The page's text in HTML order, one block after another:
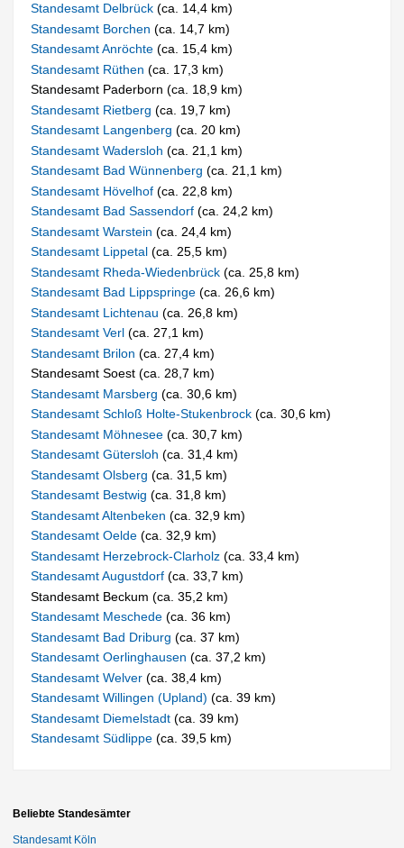
Standesamt Delbrück(ca. 14,4 km)
Standesamt Borchen(ca. 14,7 km)
Standesamt Anröchte(ca. 15,4 km)
Standesamt Rüthen(ca. 17,3 km)
Standesamt Paderborn (ca. 18,9 km)
Standesamt Rietberg(ca. 19,7 km)
Standesamt Langenberg(ca. 20 km)
Standesamt Wadersloh(ca. 21,1 km)
Standesamt Bad Wünnenberg(ca. 21,1 km)
Standesamt Hövelhof(ca. 22,8 km)
Standesamt Bad Sassendorf(ca. 24,2 km)
Standesamt Warstein(ca. 24,4 km)
Standesamt Lippetal(ca. 25,5 km)
Standesamt Rheda-Wiedenbrück(ca. 25,8 km)
Standesamt Bad Lippspringe(ca. 26,6 km)
Standesamt Lichtenau(ca. 26,8 km)
Standesamt Verl(ca. 27,1 km)
Standesamt Brilon(ca. 27,4 km)
Standesamt Soest (ca. 28,7 km)
Standesamt Marsberg(ca. 30,6 km)
Standesamt Schloß Holte-Stukenbrock(ca. 30,6 km)
Standesamt Möhnesee(ca. 30,7 km)
Standesamt Gütersloh(ca. 31,4 km)
Standesamt Olsberg(ca. 31,5 km)
Standesamt Bestwig(ca. 31,8 km)
Standesamt Altenbeken(ca. 32,9 km)
Standesamt Oelde(ca. 32,9 km)
Standesamt Herzebrock-Clarholz(ca. 33,4 km)
Standesamt Augustdorf(ca. 33,7 km)
Standesamt Beckum (ca. 35,2 km)
Standesamt Meschede(ca. 36 km)
Standesamt Bad Driburg(ca. 37 km)
Standesamt Oerlinghausen(ca. 37,2 km)
Standesamt Welver(ca. 38,4 km)
Standesamt Willingen (Upland)(ca. 39 km)
Standesamt Diemelstadt(ca. 39 km)
Standesamt Südlippe(ca. 39,5 km)
Beliebte Standesämter
Standesamt Köln